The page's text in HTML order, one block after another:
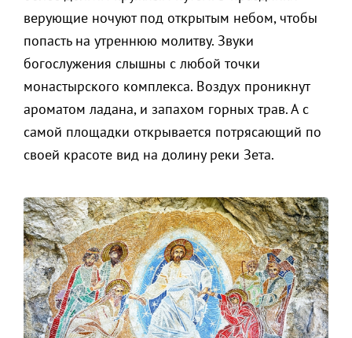
верующие ночуют под открытым небом, чтобы
попасть на утреннюю молитву. Звуки
богослужения слышны с любой точки
монастырского комплекса. Воздух проникнут
ароматом ладана, и запахом горных трав. А с
самой площадки открывается потрясающий по
своей красоте вид на долину реки Зета.